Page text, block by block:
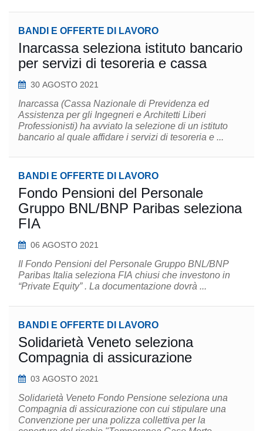
BANDI E OFFERTE DI LAVORO
Inarcassa seleziona istituto bancario
per servizi di tesoreria e cassa
30 AGOSTO 2021
Inarcassa (Cassa Nazionale di Previdenza ed
Assistenza per gli Ingegneri e Architetti Liberi
Professionisti) ha avviato la selezione di un istituto
bancario al quale affidare i servizi di tesoreria e ...
BANDI E OFFERTE DI LAVORO
Fondo Pensioni del Personale
Gruppo BNL/BNP Paribas seleziona
FIA
06 AGOSTO 2021
Il Fondo Pensioni del Personale Gruppo BNL/BNP
Paribas Italia seleziona FIA chiusi che investono in
“Private Equity” . La documentazione dovrà ...
BANDI E OFFERTE DI LAVORO
Solidarietà Veneto seleziona
Compagnia di assicurazione
03 AGOSTO 2021
Solidarietà Veneto Fondo Pensione seleziona una
Compagnia di assicurazione con cui stipulare una
Convenzione per una polizza collettiva per la